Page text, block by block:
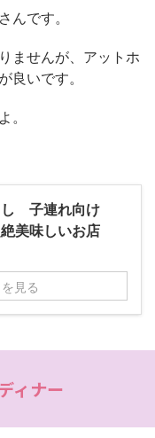
んです。
ませんが、アットホ
良いです。
し 子連れ向け
美味しいお店
見る
ィナー